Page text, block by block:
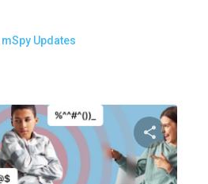
mSpy Updates
分